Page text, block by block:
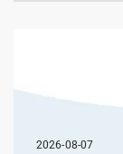
2026-08-07